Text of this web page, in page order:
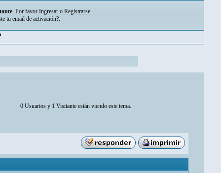
. Por favor Ingresar o Registrarse
tu email de activación?.
0 Usuarios y 1 Visitante están viendo este tema.